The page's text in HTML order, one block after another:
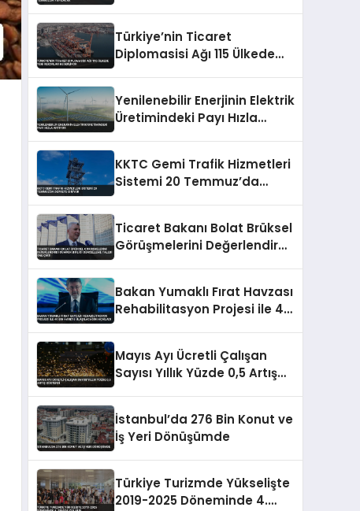
Türkiye’nin Ticaret
Diplomasisi Ağı 115 Ülkede
Yenilenebilir Enerjinin Elektrik
Üretimindeki Payı Hızla
KKTC Gemi Trafik Hizmetleri
Sistemi 20 Temmuz’da
Ticaret Bakanı Bolat Brüksel
Görüşmelerini Değerlendirdi
Bakan Yumaklı Fırat Havzası
Rehabilitasyon Projesi ile 40
Mayıs Ayı Ücretli Çalışan
Sayısı Yıllık Yüzde 0,5 Artış
İstanbul’da 276 Bin Konut ve
İş Yeri Dönüşümde
Türkiye Turizmde Yükselişte
2019-2025 Döneminde 4.